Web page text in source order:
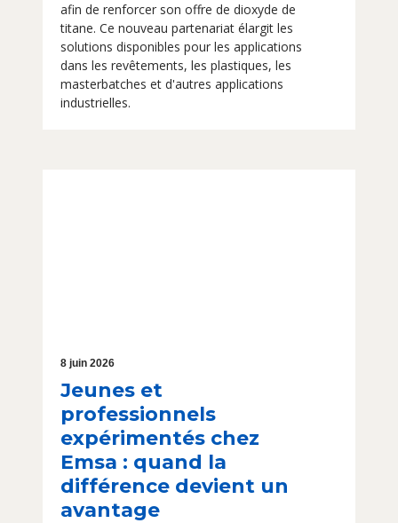
afin de renforcer son offre de dioxyde de
titane. Ce nouveau partenariat élargit les
solutions disponibles pour les applications
dans les revêtements, les plastiques, les
masterbatches et d'autres applications
industrielles.
8 juin 2026
Jeunes et
professionnels
expérimentés chez
Emsa : quand la
différence devient un
avantage